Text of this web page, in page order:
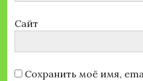
Сайт
Сохранить моё имя,